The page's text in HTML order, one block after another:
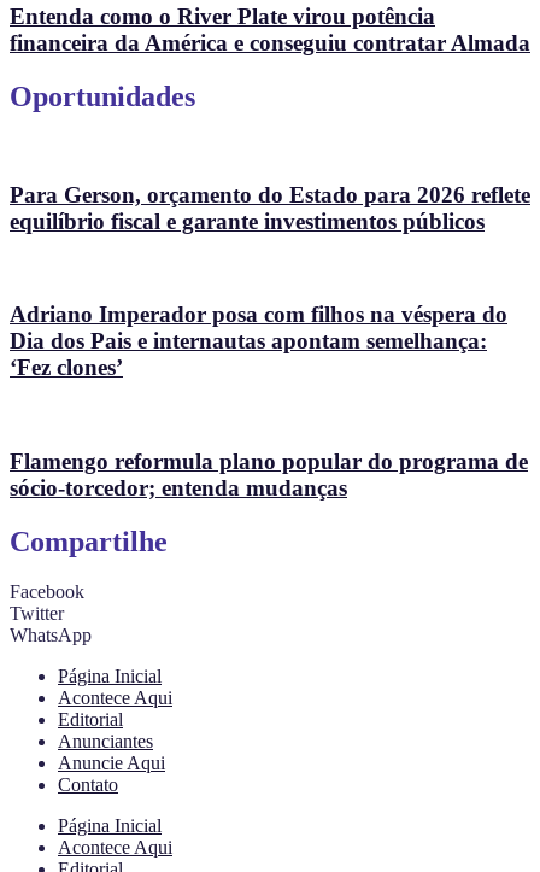
Entenda como o River Plate virou potência
financeira da América e conseguiu contratar Almada
Oportunidades
Para Gerson, orçamento do Estado para 2026 reflete
equilíbrio fiscal e garante investimentos públicos
Adriano Imperador posa com filhos na véspera do
Dia dos Pais e internautas apontam semelhança:
‘Fez clones’
Flamengo reformula plano popular do programa de
sócio-torcedor; entenda mudanças
Compartilhe
Facebook
Twitter
WhatsApp
Página Inicial
Acontece Aqui
Editorial
Anunciantes
Anuncie Aqui
Contato
Página Inicial
Acontece Aqui